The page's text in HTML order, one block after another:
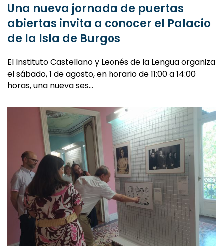
Una nueva jornada de puertas
abiertas invita a conocer el Palacio
de la Isla de Burgos
El Instituto Castellano y Leonés de la Lengua organiza
el sábado, 1 de agosto, en horario de 11:00 a 14:00
horas, una nueva ses…